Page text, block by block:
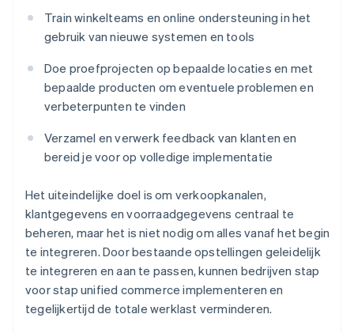
Train winkelteams en online ondersteuning in het
gebruik van nieuwe systemen en tools
Doe proefprojecten op bepaalde locaties en met
bepaalde producten om eventuele problemen en
verbeterpunten te vinden
Verzamel en verwerk feedback van klanten en
bereid je voor op volledige implementatie
Het uiteindelijke doel is om verkoopkanalen,
klantgegevens en voorraadgegevens centraal te
beheren, maar het is niet nodig om alles vanaf het begin
te integreren. Door bestaande opstellingen geleidelijk
te integreren en aan te passen, kunnen bedrijven stap
voor stap unified commerce implementeren en
tegelijkertijd de totale werklast verminderen.